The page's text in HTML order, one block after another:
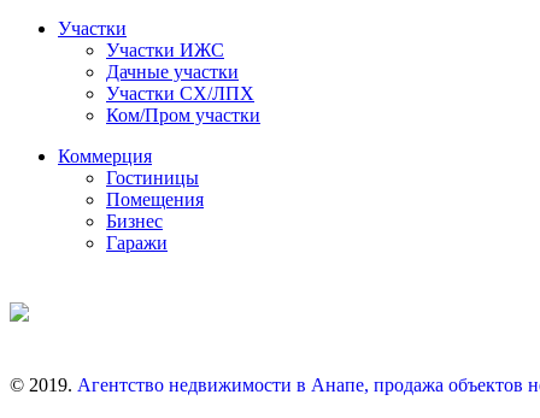
Участки
Участки ИЖС
Дачные участки
Участки СХ/ЛПХ
Ком/Пром участки
Коммерция
Гостиницы
Помещения
Бизнес
Гаражи
© 2019. Агентство недвижимости в Анапе, продажа объектов